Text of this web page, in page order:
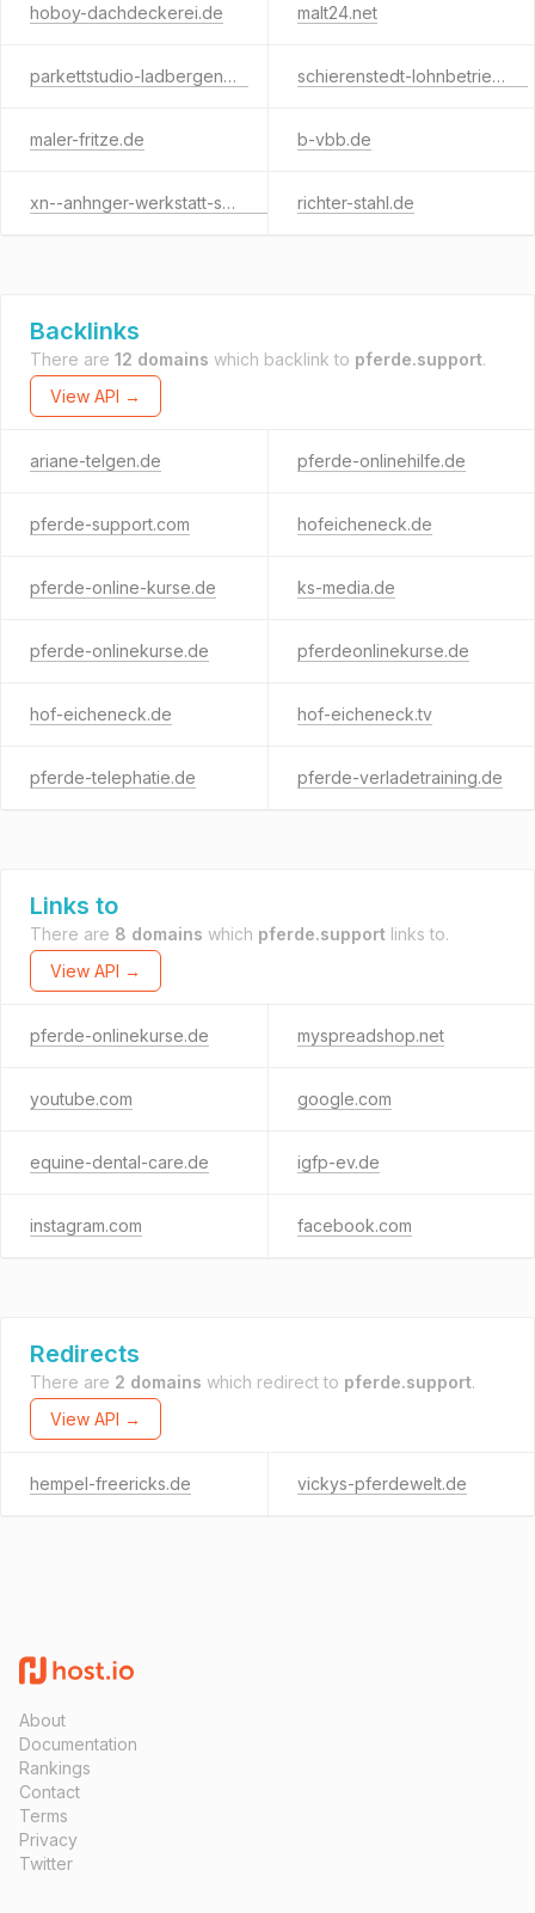
hoboy-dachdeckerei.de malt24.net
parkettstudio-ladbergen.de schierenstedt-lohnbetrieb.de
maler-fritze.de b-vbb.de
xn--anhnger-werkstatt-sqb.de richter-stahl.de
Backlinks
There are 12 domains which backlink to pferde.support.
View API →
ariane-telgen.de pferde-onlinehilfe.de
pferde-support.com hofeicheneck.de
pferde-online-kurse.de ks-media.de
pferde-onlinekurse.de pferdeonlinekurse.de
hof-eicheneck.de hof-eicheneck.tv
pferde-telephatie.de pferde-verladetraining.de
Links to
There are 8 domains which pferde.support links to.
View API →
pferde-onlinekurse.de myspreadshop.net
youtube.com google.com
equine-dental-care.de igfp-ev.de
instagram.com facebook.com
Redirects
There are 2 domains which redirect to pferde.support.
View API →
hempel-freericks.de vickys-pferdewelt.de
About
Documentation
Rankings
Contact
Terms
Privacy
Twitter